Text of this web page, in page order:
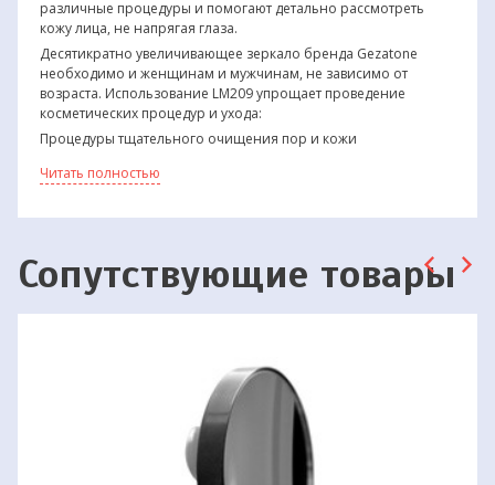
различные процедуры и помогают детально рассмотреть
кожу лица, не напрягая глаза.
Десятикратно увеличивающее зеркало бренда Gezatone
необходимо и женщинам и мужчинам, не зависимо от
возраста. Использование LM209 упрощает проведение
косметических процедур и ухода:
Процедуры тщательного очищения пор и кожи
Косметические процедуры с использованием
Нанесение макияжа.
Формирование бровей и другие манипуляции
пинцетом
Установка контактных линз
Характеристики косметического зеркала с
увеличением LM209 Жезатон
Косметическое зеркало с увеличением прочно крепится к
гладким поверхностям при помощи фиксирующейся
присоски. Модель LM209 разместится на кафельной стене в
ванной комнате, на раковине или большом зеркале, на
Читать полностью
Сопутствующие товары